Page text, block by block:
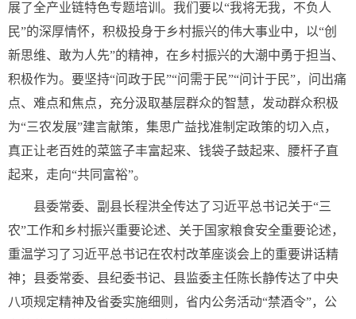
展了全产业链特色专题培训。我们要以“我将无我，不负人
民”的深厚情怀，积极投身于乡村振兴的伟大事业中，以“创
新思维、敢为人先”的精神，在乡村振兴的大潮中勇于担当、
积极作为。要坚持“问政于民”“问需于民”“问计于民”，问出痛
点、难点和焦点，充分汲取基层群众的智慧，发动群众积极
为“三农发展”建言献策，集思广益找准制定政策的切入点，
真正让老百姓的菜篮子丰富起来、钱袋子鼓起来、腰杆子直
起来，走向“共同富裕”。
县委常委、副县长程洪全传达了习近平总书记关于“三
农”工作和乡村振兴重要论述、关于国家粮食安全重要论述，
重温学习了习近平总书记在农村改革座谈会上的重要讲话精
神；县委常委、县纪委书记、县监委主任陈长静传达了中央
八项规定精神及省委实施细则，省内公务活动“禁酒令”，公